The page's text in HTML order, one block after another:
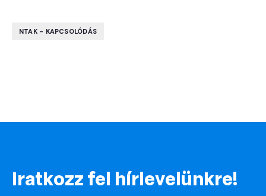
NTAK - KAPCSOLÓDÁS
Iratkozz fel hírlevelünkre!